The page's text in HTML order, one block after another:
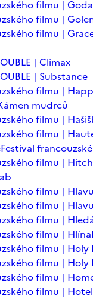
filmu |
filmu |
filmu |
| Climax
| Substance
filmu |
mudrců
filmu |
filmu |
Festival
filmu |
filmu |
filmu |
filmu |
filmu | Hlína
filmu | Holy
filmu | Holy
filmu |
filmu |